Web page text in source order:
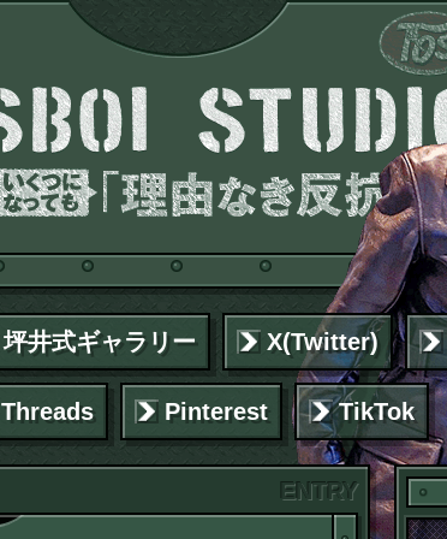
坪井式ギャラリー X(Twitter)
Threads Pinterest TikTok